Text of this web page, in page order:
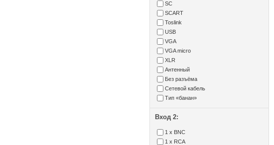
SC
SCART
Toslink
USB
VGA
VGA micro
XLR
Антенный
Без разъёма
Сетевой кабель
Тип «банан»
Вход 2:
1 x BNC
1 x RCA